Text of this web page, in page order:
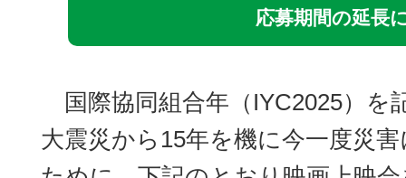
応募期間の延長
国際協同組合年（IYC2025）を
大震災から15年を機に今一度災